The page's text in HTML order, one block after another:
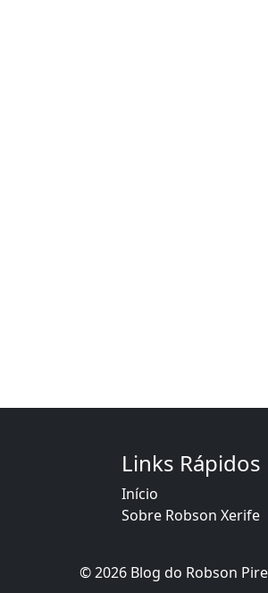
Links Rápidos
Início
Sobre Robson Xerife
© 2026 Blog do Robson